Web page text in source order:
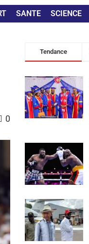
SANTE SCIENCE
0
Tendance